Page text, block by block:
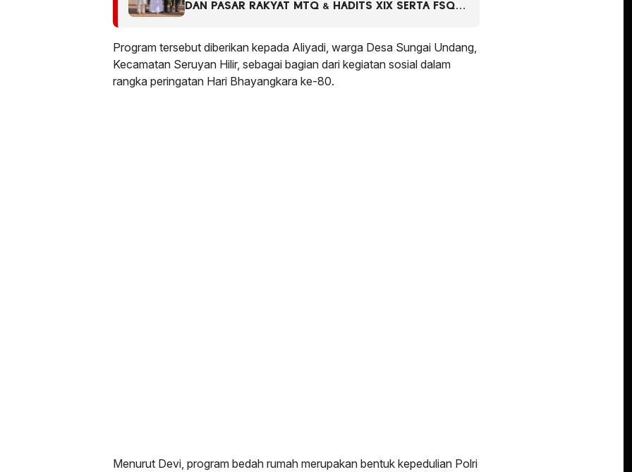
DAN PASAR RAKYAT MTQ & HADITS XIX SERTA FSQ
Program tersebut diberikan kepada Aliyadi, warga Desa Sungai Undang,
Kecamatan Seruyan Hilir, sebagai bagian dari kegiatan sosial dalam
rangka peringatan Hari Bhayangkara ke-80.
Menurut Devi, program bedah rumah merupakan bentuk kepedulian Polri